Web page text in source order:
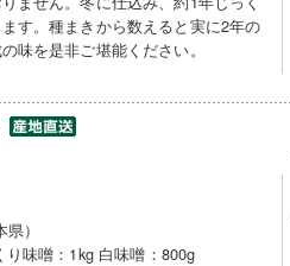
す。種まきから数えると実に2年の
味を是非ご堪能ください。
）
り味噌：1kg 白味噌：800g